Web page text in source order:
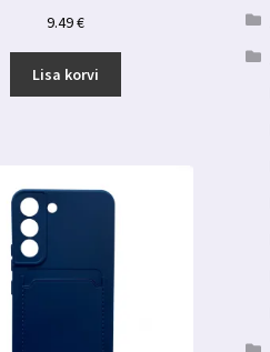
9.49€
Lisa korvi